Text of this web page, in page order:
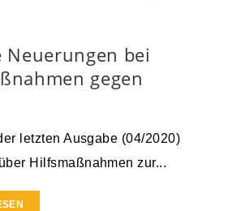
Neuerungen bei
gegen
letzten Ausgabe (04/2020)
Hilfsmaßnahmen zur...